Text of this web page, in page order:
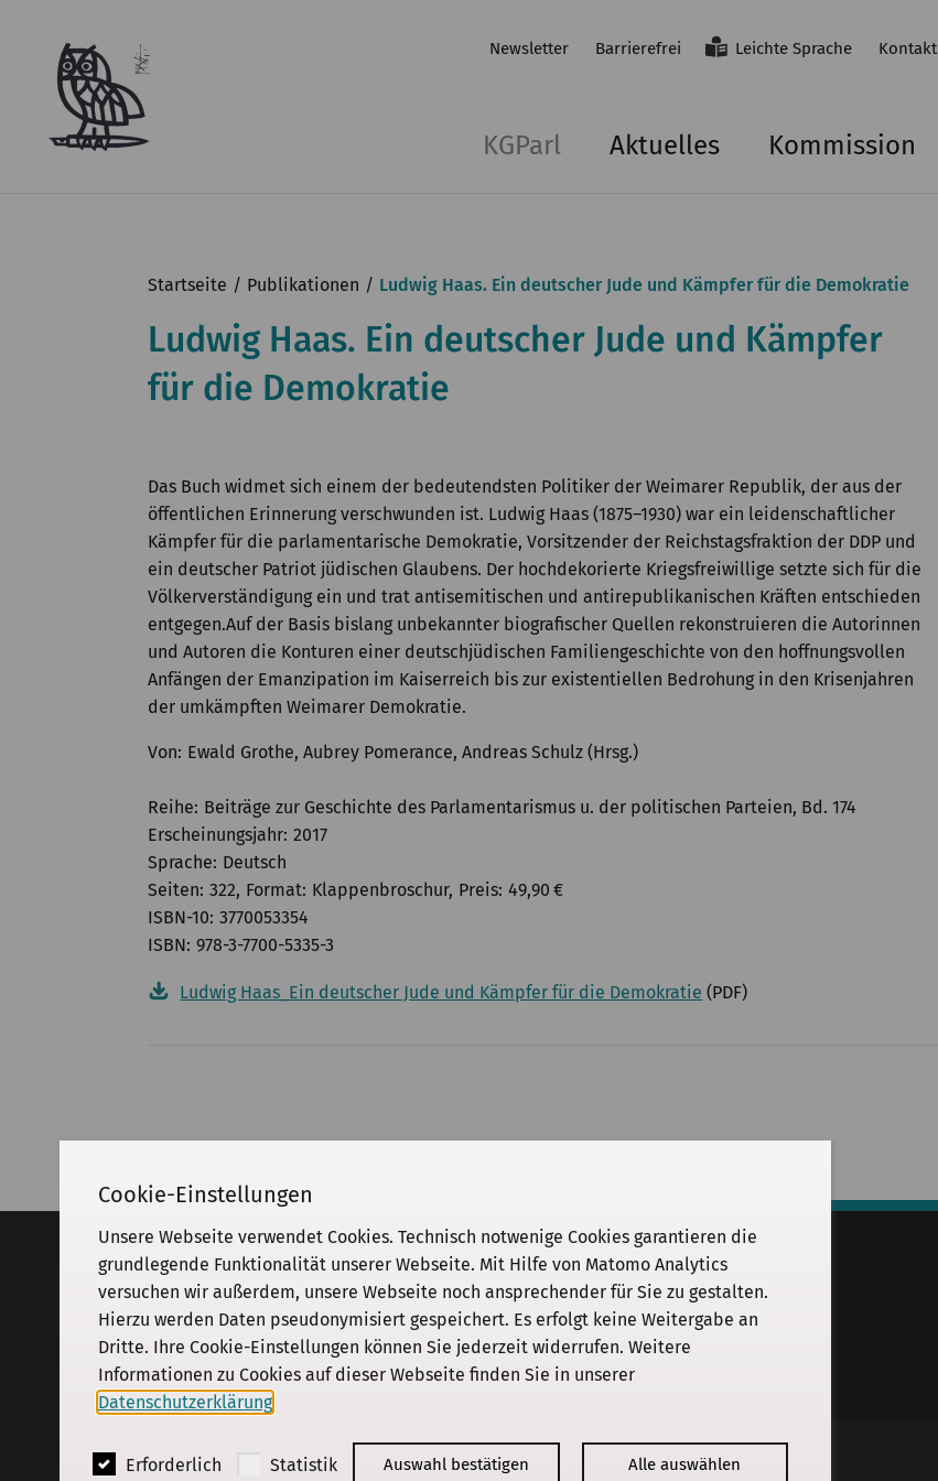
Newsletter Barrierefrei Leichte Sprache Kontakt
KGParl Aktuelles Kommission
Startseite Publikationen Ludwig Haas. Ein deutscher Jude und Kämpfer für die Demokratie
Ludwig Haas. Ein deutscher Jude und Kämpfer
für die Demokratie
Das Buch widmet sich einem der bedeutendsten Politiker der Weimarer Republik, der aus der
öffentlichen Erinnerung verschwunden ist. Ludwig Haas (1875–1930) war ein leidenschaftlicher
Kämpfer für die parlamentarische Demokratie, Vorsitzender der Reichstagsfraktion der DDP und
ein deutscher Patriot jüdischen Glaubens. Der hochdekorierte Kriegsfreiwillige setzte sich für die
Völkerverständigung ein und trat antisemitischen und antirepublikanischen Kräften entschieden
entgegen.Auf der Basis bislang unbekannter biografischer Quellen rekonstruieren die Autorinnen
und Autoren die Konturen einer deutschjüdischen Familiengeschichte von den hoffnungsvollen
Anfängen der Emanzipation im Kaiserreich bis zur existentiellen Bedrohung in den Krisenjahren
der umkämpften Weimarer Demokratie.
Von Ewald Grothe, Aubrey Pomerance, Andreas Schulz (Hrsg.)
Reihe Beiträge zur Geschichte des Parlamentarismus u. der politischen Parteien, Bd. 174
Erscheinungsjahr 2017
Sprache Deutsch
Seiten 322 Format Klappenbroschur Preis 49,90 €
ISBN-10 3770053354
ISBN 978-3-7700-5335-3
Ludwig Haas_Ein deutscher Jude und Kämpfer für die Demokratie (PDF)
Adresse
KGParl
Kommission für Geschichte des
Parlamentarismus und der politischen
Parteien e. V.
Schiffbauerdamm 40·10117 Berlin
E-Mail
info@kgparl.de
© 2018 - 2026KGParl Kommission
Cookie-Einstellungen
Unsere Webseite verwendet Cookies. Technisch notwenige Cookies garantieren die
grundlegende Funktionalität unserer Webseite. Mit Hilfe von Matomo Analytics
versuchen wir außerdem, unsere Webseite noch ansprechender für Sie zu gestalten.
Hierzu werden Daten pseudonymisiert gespeichert. Es erfolgt keine Weitergabe an
Dritte. Ihre Cookie-Einstellungen können Sie jederzeit widerrufen. Weitere
Informationen zu Cookies auf dieser Webseite finden Sie in unserer
Datenschutzerklärung
Erforderlich Statistik Auswahl bestätigen Alle auswählen